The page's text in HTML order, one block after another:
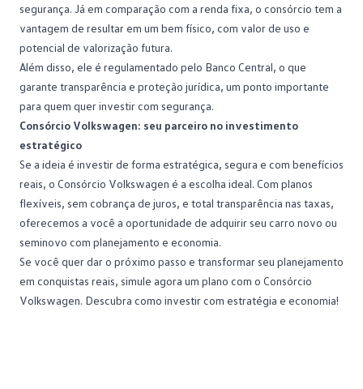
segurança. Já em comparação com a renda fixa, o consórcio tem a
vantagem de resultar em um bem físico, com valor de uso e
potencial de valorização futura.
Além disso, ele é regulamentado pelo Banco Central, o que
garante transparência e proteção jurídica, um ponto importante
para quem quer investir com segurança.
Consórcio Volkswagen: seu parceiro no investimento
estratégico
Se a ideia é investir de forma estratégica, segura e com benefícios
reais, o Consórcio Volkswagen é a escolha ideal. Com planos
flexíveis, sem cobrança de juros, e total transparência nas taxas,
oferecemos a você a oportunidade de adquirir seu carro novo ou
seminovo com planejamento e economia.
Se você quer dar o próximo passo e transformar seu planejamento
em conquistas reais, simule agora um plano com o Consórcio
Volkswagen. Descubra como investir com estratégia e economia!